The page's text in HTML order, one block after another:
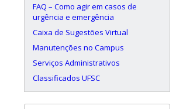
FAQ – Como agir em casos de
urgência e emergência
Caixa de Sugestões Virtual
Manutenções no Campus
Serviços Administrativos
Classificados UFSC